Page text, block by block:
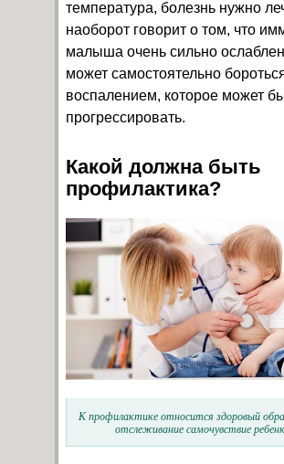
температура, болезнь нужно
наоборот говорит о том, что
малыша очень сильно
может самостоятельно
воспалением, которое может
прогрессировать.
Какой должна быть
профилактика?
К профилактике относится здоровый
отслеживание самочувствие